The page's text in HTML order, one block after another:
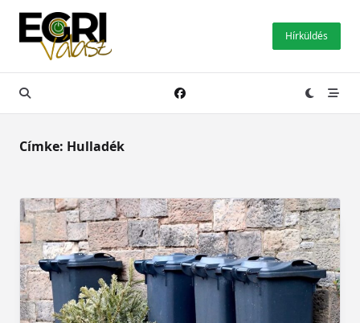
Skip
content
Hírküldés
Címke: Hulladék